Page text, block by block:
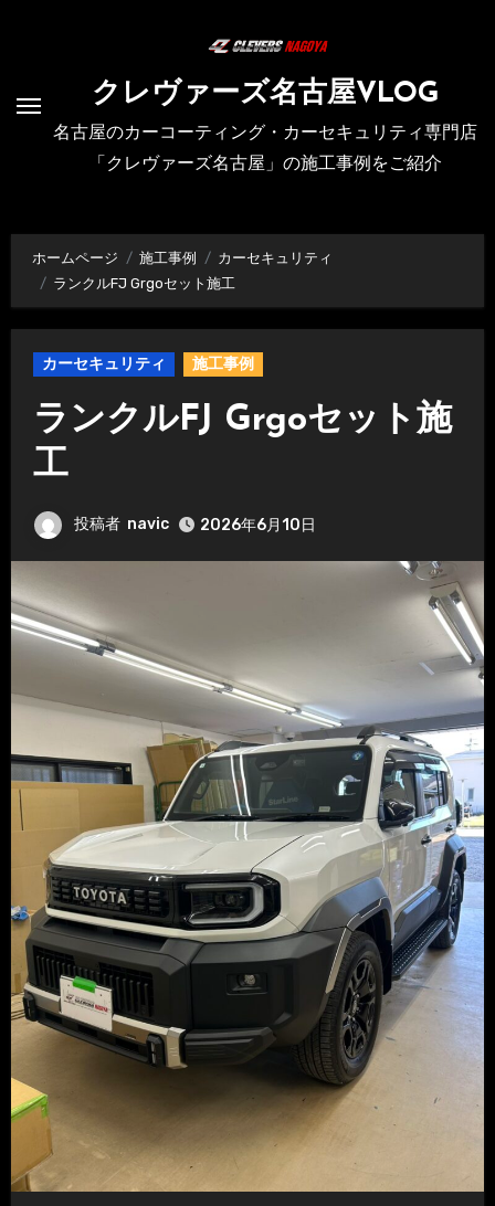
クレヴァーズ名古屋VLOG
名古屋のカーコーティング・カーセキュリティ専門店
「クレヴァーズ名古屋」の施工事例をご紹介
ホームページ 施工事例
カーセキュリティ
ランクルFJ Grgoセット施工
カーセキュリティ 施工事例
ランクルFJ Grgoセット施
工
投稿者 navic 2026年6月10日